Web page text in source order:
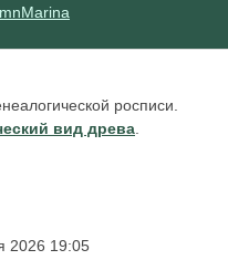
росписи.
вид древа
2026 19:05